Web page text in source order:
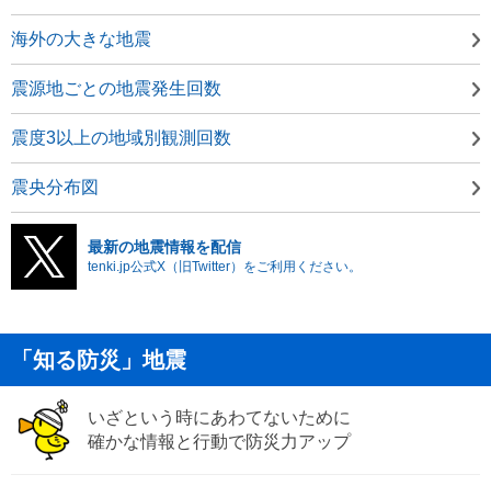
海外の大きな地震
震源地ごとの地震発生回数
震度3以上の地域別観測回数
震央分布図
最新の地震情報を配信
tenki.jp公式X（旧Twitter）をご利用ください。
「知る防災」地震
いざという時にあわてないために
確かな情報と行動で防災力アップ